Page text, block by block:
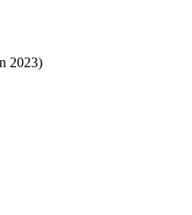
2023)